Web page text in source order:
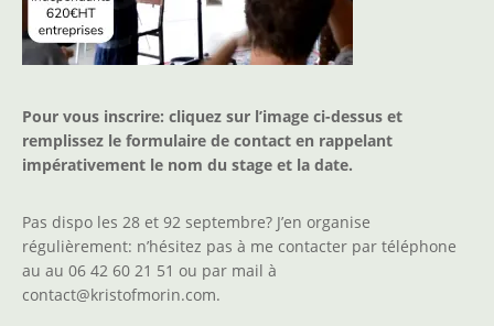
Pour vous inscrire: cliquez sur l’image ci-dessus et
remplissez le formulaire de contact en rappelant
impérativement le nom du stage et la date.
Pas dispo les 28 et 92 septembre? J’en organise
régulièrement: n’hésitez pas à me contacter par téléphone
au au 06 42 60 21 51 ou par mail à
contact@kristofmorin.com.